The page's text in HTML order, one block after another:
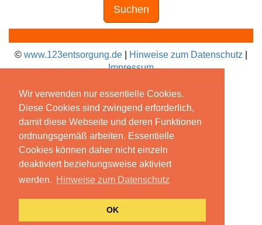
Wir verwenden nur essentielle Cookies.
Diese Cookies sind zwingend erforderlich,
damit diese Webseite und deren Funktionen
ordnungsgemäß arbeiten. Essentielle
Cookies können daher nicht einzeln
deaktiviert beziehungsweise aktiviert
werden. Hinweise zum Datenschutz
OK
Suchen
© www.123entsorgung.de Hinweise zum Datenschutz
Impressum